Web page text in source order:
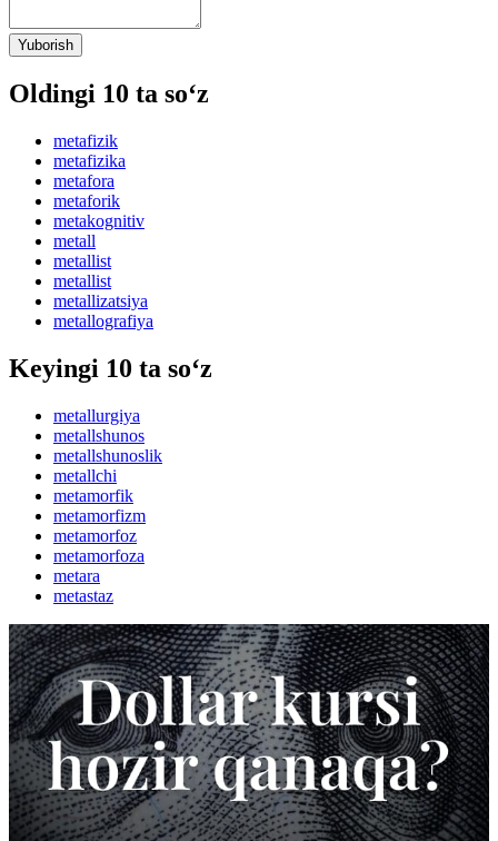
Yuborish
Oldingi 10 ta so‘z
metafizik
metafizika
metafora
metaforik
metakognitiv
metall
metallist
metallist
metallizatsiya
metallografiya
Keyingi 10 ta so‘z
metallurgiya
metallshunos
metallshunoslik
metallchi
metamorfik
metamorfizm
metamorfoz
metamorfoza
metara
metastaz